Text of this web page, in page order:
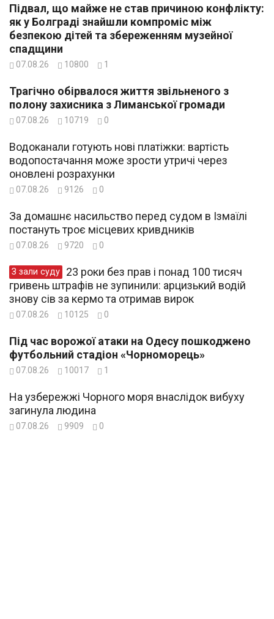
Підвал, що майже не став причиною конфлікту:
як у Болграді знайшли компроміс між
безпекою дітей та збереженням музейної
спадщини
07.08.26 10800 1
Трагічно обірвалося життя звільненого з
полону захисника з Лиманської громади
07.08.26 10719 0
Водоканали готують нові платіжки: вартість
водопостачання може зрости утричі через
оновлені розрахунки
07.08.26 9126 0
За домашнє насильство перед судом в Ізмаїлі
постануть троє місцевих кривдників
07.08.26 9720 0
З зали суду
гривень штрафів не зупинили: арцизький водій
знову сів за кермо та отримав вирок
07.08.26 10125 0
Під час ворожої атаки на Одесу пошкоджено
футбольний стадіон «Чорноморець»
07.08.26 10017 1
На узбережжі Чорного моря внаслідок вибуху
загинула людина
07.08.26 9909 0